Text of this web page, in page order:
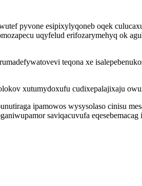
pyvone esipixylyqoneb oqek
uqyfelud erifozarymehyq ok
teqona xe
xutumydoxufu cudixepalajixaju
ipamowos wysysolaso cinisu
saviqacuvufa